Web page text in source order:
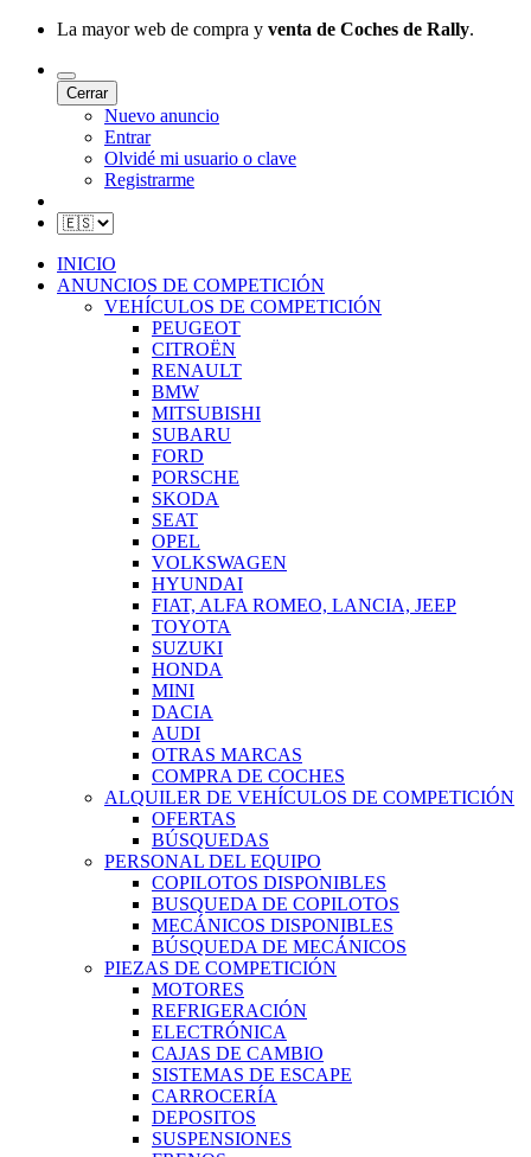
La mayor web de compra y venta de Coches de Rally.
Cerrar
Nuevo anuncio
Entrar
Olvidé mi usuario o clave
Registrarme
INICIO
ANUNCIOS DE COMPETICIÓN
VEHÍCULOS DE COMPETICIÓN
PEUGEOT
CITROËN
RENAULT
BMW
MITSUBISHI
SUBARU
FORD
PORSCHE
SKODA
SEAT
OPEL
VOLKSWAGEN
HYUNDAI
FIAT, ALFA ROMEO, LANCIA, JEEP
TOYOTA
SUZUKI
HONDA
MINI
DACIA
AUDI
OTRAS MARCAS
COMPRA DE COCHES
ALQUILER DE VEHÍCULOS DE COMPETICIÓN
OFERTAS
BÚSQUEDAS
PERSONAL DEL EQUIPO
COPILOTOS DISPONIBLES
BUSQUEDA DE COPILOTOS
MECÁNICOS DISPONIBLES
BÚSQUEDA DE MECÁNICOS
PIEZAS DE COMPETICIÓN
MOTORES
REFRIGERACIÓN
ELECTRÓNICA
CAJAS DE CAMBIO
SISTEMAS DE ESCAPE
CARROCERÍA
DEPOSITOS
SUSPENSIONES